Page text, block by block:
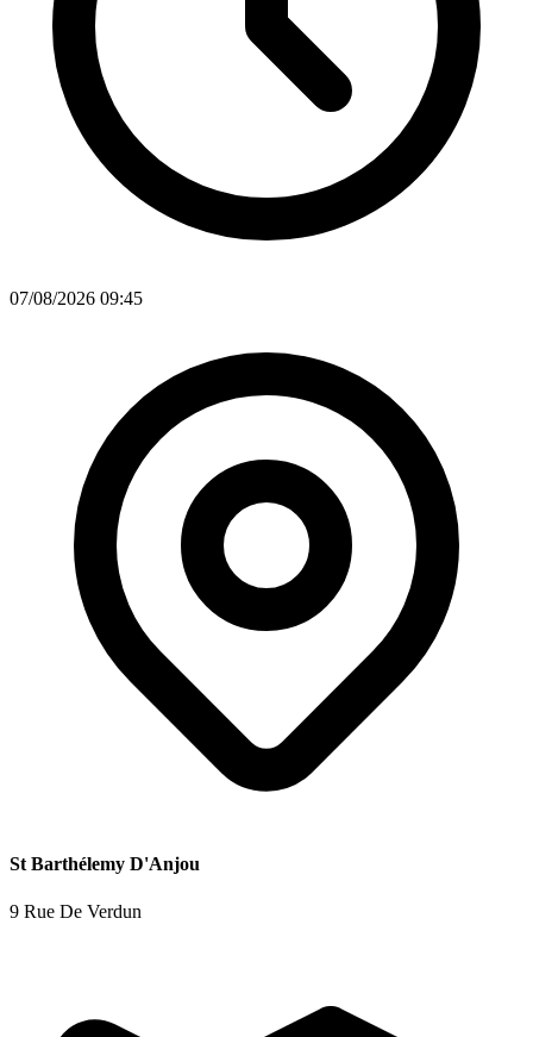
07/08/2026 09:45
St Barthélemy D'Anjou
9 Rue De Verdun